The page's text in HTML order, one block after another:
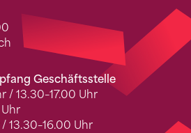
Geschäftsstelle
/ 13.30–17.00 Uhr
13.30–16.00 Uhr